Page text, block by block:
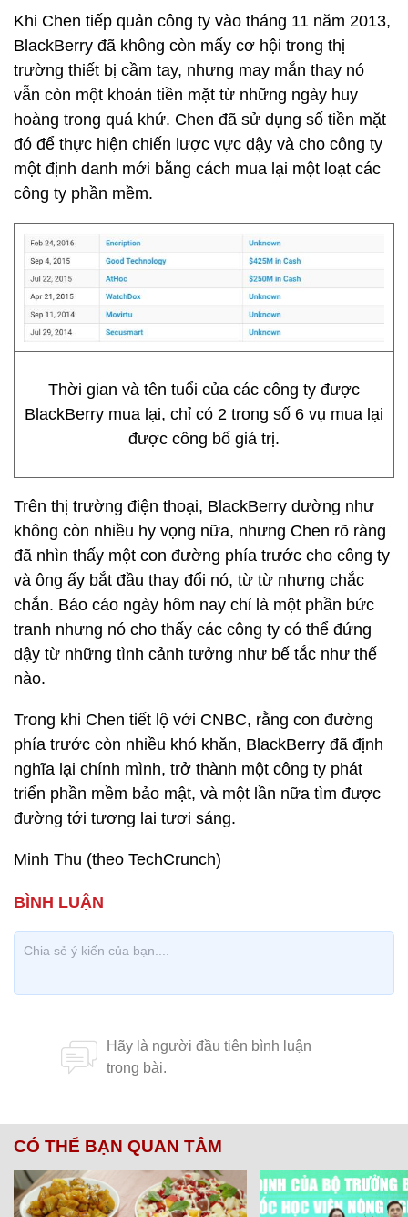
Khi Chen tiếp quản công ty vào tháng 11 năm 2013,
BlackBerry đã không còn mấy cơ hội trong thị
trường thiết bị cầm tay, nhưng may mắn thay nó
vẫn còn một khoản tiền mặt từ những ngày huy
hoàng trong quá khứ. Chen đã sử dụng số tiền mặt
đó để thực hiện chiến lược vực dậy và cho công ty
một định danh mới bằng cách mua lại một loạt các
công ty phần mềm.
Thời gian và tên tuổi của các công ty được
BlackBerry mua lại, chỉ có 2 trong số 6 vụ mua lại
được công bố giá trị.
Trên thị trường điện thoại, BlackBerry dường như
không còn nhiều hy vọng nữa, nhưng Chen rõ ràng
đã nhìn thấy một con đường phía trước cho công ty
và ông ấy bắt đầu thay đổi nó, từ từ nhưng chắc
chắn. Báo cáo ngày hôm nay chỉ là một phần bức
tranh nhưng nó cho thấy các công ty có thể đứng
dậy từ những tình cảnh tưởng như bế tắc như thế
nào.
Trong khi Chen tiết lộ với CNBC, rằng con đường
phía trước còn nhiều khó khăn, BlackBerry đã định
nghĩa lại chính mình, trở thành một công ty phát
triển phần mềm bảo mật, và một lần nữa tìm được
đường tới tương lai tươi sáng.
Minh Thu (theo TechCrunch)
CÓ THỂ BẠN QUAN TÂM